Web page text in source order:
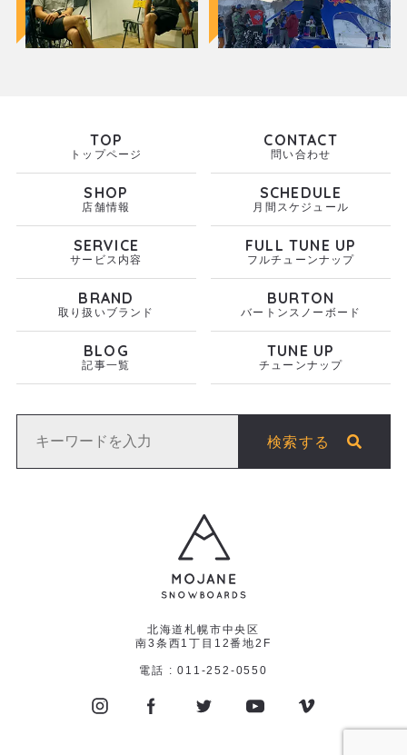
北海道札幌市中央区
南3条西1丁目12番地2F
電話 : 011-252-0550
TOP
トップページ
SHOP
店舗情報
SERVICE
サービス内容
BRAND
取り扱いブランド
BLOG
記事一覧
CONTACT
問い合わせ
SCHEDULE
月間スケジュール
FULL TUNE UP
フルチューンナップ
BURTON
バートンスノーボード
TUNE UP
チューンナップ
検索する